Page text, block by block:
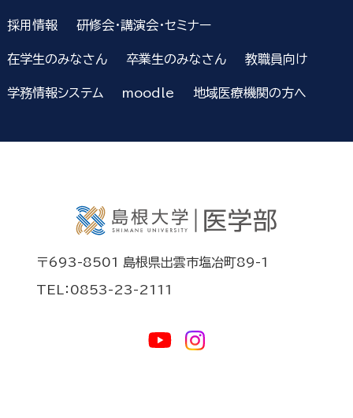
採用情報 研修会・講演会・セミナー
在学生のみなさん 卒業生のみなさん 教職員向け
学務情報システム moodle 地域医療機関の方へ
〒693-8501 島根県出雲市塩冶町89-1
TEL：0853-23-2111